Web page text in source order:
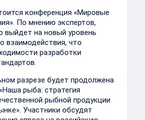
конференция «Мировые
По мнению экспертов,
выйдет на новый уровень
взаимодействия, что
разработки
разрезе будет продолжена
рыба: стратегия
рыбной продукции
Участники обсудят